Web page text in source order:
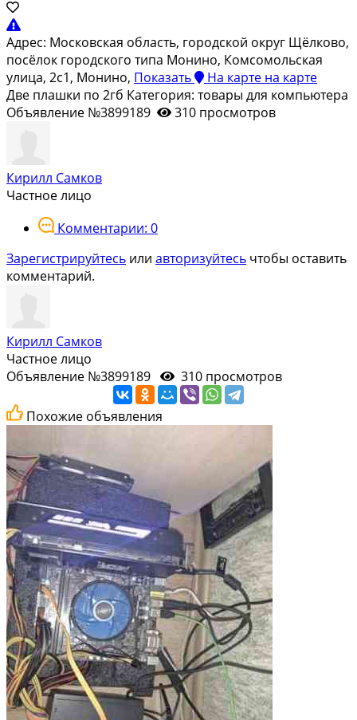
Адрес: Московская область, городской округ Щёлково,
посёлок городского типа Монино, Комсомольская
улица, 2с1, Монино, Показать На карте на карте
Две плашки по 2гб Категория: товары для компьютера
Объявление №3899189
310 просмотров
Кирилл Самков
Частное лицо
Комментарии: 0
Зарегистрируйтесь или авторизуйтесь чтобы оставить
комментарий.
Кирилл Самков
Частное лицо
Объявление №3899189
310 просмотров
Похожие объявления